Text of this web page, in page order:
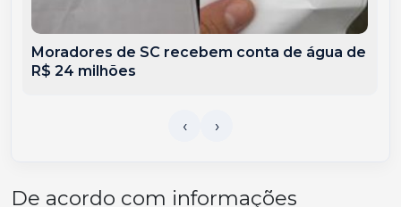
Moradores de SC recebem conta de água de
R$ 24 milhões
De acordo com informações